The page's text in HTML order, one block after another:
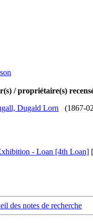
/ propriétaire(s)
Dugald Lorn (1867-
- Loan [4th Loan]
des notes de recherche